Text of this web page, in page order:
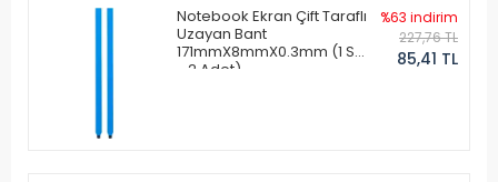
Notebook Ekran Çift Taraflı
Uzayan Bant
171mmX8mmX0.3mm (1 Set
- 2 Adet)
%63 indirim
227,76 TL
85,41 TL